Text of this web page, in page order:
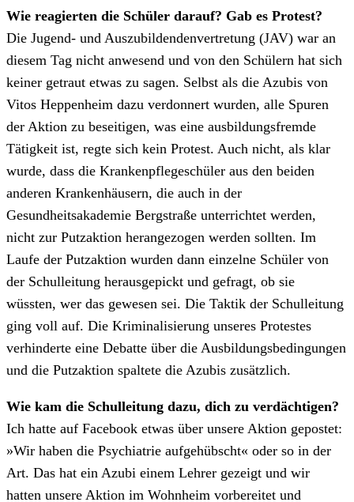
Wie reagierten die Schüler darauf? Gab es Protest?
Die Jugend- und Auszubildendenvertretung (JAV) war an
diesem Tag nicht anwesend und von den Schülern hat sich
keiner getraut etwas zu sagen. Selbst als die Azubis von
Vitos Heppenheim dazu verdonnert wurden, alle Spuren
der Aktion zu beseitigen, was eine ausbildungsfremde
Tätigkeit ist, regte sich kein Protest. Auch nicht, als klar
wurde, dass die Krankenpflegeschüler aus den beiden
anderen Krankenhäusern, die auch in der
Gesundheitsakademie Bergstraße unterrichtet werden,
nicht zur Putzaktion herangezogen werden sollten. Im
Laufe der Putzaktion wurden dann einzelne Schüler von
der Schulleitung herausgepickt und gefragt, ob sie
wüssten, wer das gewesen sei. Die Taktik der Schulleitung
ging voll auf. Die Kriminalisierung unseres Protestes
verhinderte eine Debatte über die Ausbildungsbedingungen
und die Putzaktion spaltete die Azubis zusätzlich.
Wie kam die Schulleitung dazu, dich zu verdächtigen?
Ich hatte auf Facebook etwas über unsere Aktion gepostet:
»Wir haben die Psychiatrie aufgehübscht« oder so in der
Art. Das hat ein Azubi einem Lehrer gezeigt und wir
hatten unsere Aktion im Wohnheim vorbereitet und